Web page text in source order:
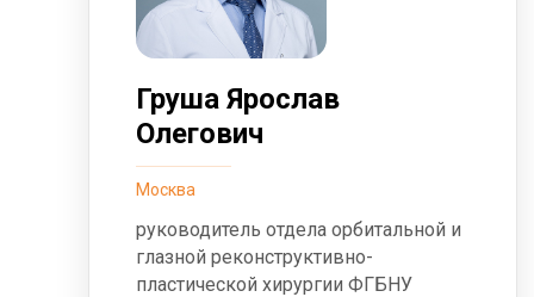
Груша Ярослав
Олегович
Москва
руководитель отдела орбитальной и
глазной реконструктивно-
пластической хирургии ФГБНУ